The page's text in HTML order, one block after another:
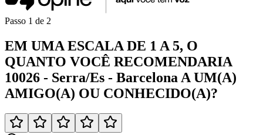
Passo 1 de 2
EM UMA ESCALA DE 1 A 5, O
QUANTO VOCÊ RECOMENDARIA
10026 - Serra/Es - Barcelona A UM(A)
AMIGO(A) OU CONHECIDO(A)?